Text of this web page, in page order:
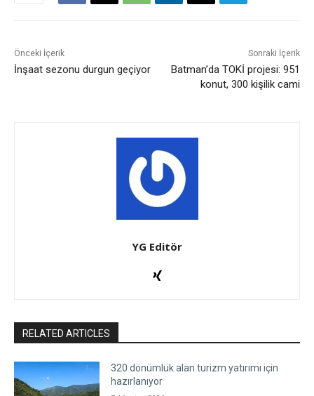
Önceki İçerik
İnşaat sezonu durgun geçiyor
Sonraki İçerik
Batman’da TOKİ projesi: 951
konut, 300 kişilik cami
YG Editör
RELATED ARTICLES
320 dönümlük alan turizm yatırımı için
hazırlanıyor